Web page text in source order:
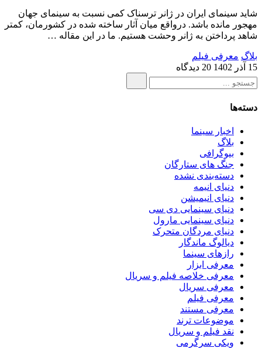
شاید سینمای ایران در ژانر ترسناک کمی نسبت به سینمای جهان
مهجور مانده باشد. درواقع میان آثار ساخته شده در کشورمان، کمتر
شاهد پرداختن به ژانر وحشت هستیم. ما در این مقاله …
بلاگ معرفی فیلم
15 آذر 1402
20 دیدگاه
دسته‌ها
اخبار سینما
بلاگ
بیوگرافی
جنگ های ستارگان
دسته‌بندی نشده
دنیای انیمه
دنیای انیمیشن
دنیای سینمایی دی‌ سی
دنیای سینمایی مارول
دنیای مردگان متحرک
دیالوگ ماندگار
رازهای سینما
معرفی ابزار
معرفی خلاصه فیلم و سریال
معرفی سریال
معرفی فیلم
معرفی مستند
موضوعات ترند
نقد فیلم و سریال
ویکی سرگرمی